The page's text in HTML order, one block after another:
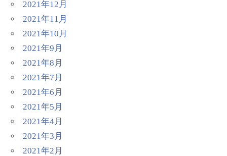
2021年12月
2021年11月
2021年10月
2021年9月
2021年8月
2021年7月
2021年6月
2021年5月
2021年4月
2021年3月
2021年2月